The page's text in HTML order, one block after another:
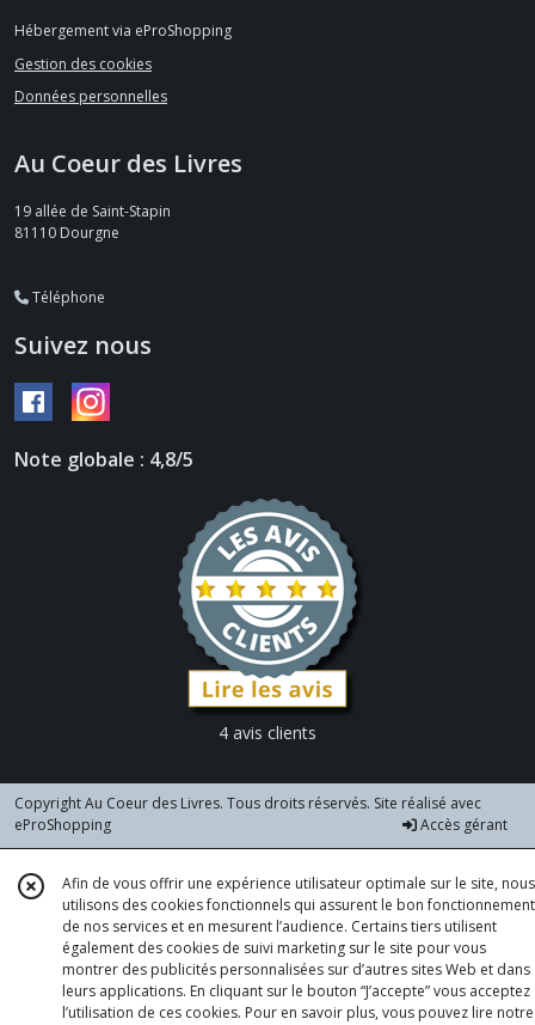
Hébergement via eProShopping
Gestion des cookies
Données personnelles
Au Coeur des Livres
19 allée de Saint-Stapin
81110 Dourgne
Téléphone
Suivez nous
Note globale : 4,8/5
4 avis clients
Copyright Au Coeur des Livres. Tous droits réservés. Site réalisé avec
eProShopping
Accès gérant
Afin de vous offrir une expérience utilisateur optimale sur le site, nous
utilisons des cookies fonctionnels qui assurent le bon fonctionnement
de nos services et en mesurent l’audience. Certains tiers utilisent
également des cookies de suivi marketing sur le site pour vous
montrer des publicités personnalisées sur d’autres sites Web et dans
leurs applications. En cliquant sur le bouton “J’accepte” vous acceptez
l’utilisation de ces cookies. Pour en savoir plus, vous pouvez lire notre